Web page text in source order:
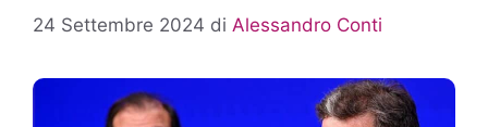
24 Settembre 2024 di Alessandro Conti